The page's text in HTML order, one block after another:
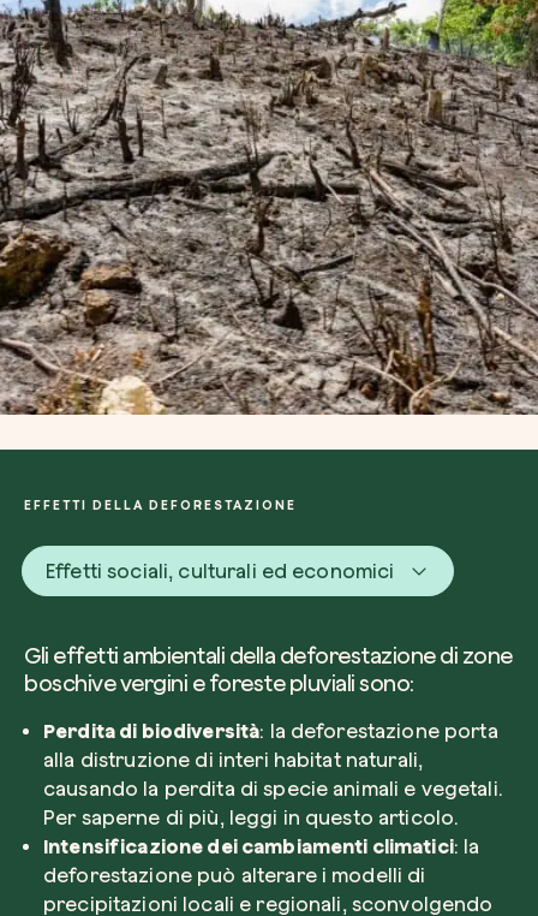
EFFETTI DELLA DEFORESTAZIONE
Effetti sociali, culturali ed economici
Gli effetti ambientali della deforestazione di zone
boschive vergini e foreste pluviali sono:
Perdita di biodiversità: la deforestazione porta
alla distruzione di interi habitat naturali,
causando la perdita di specie animali e vegetali.
Per saperne di più, leggi in questo articolo.
Intensificazione dei cambiamenti climatici: la
deforestazione può alterare i modelli di
precipitazioni locali e regionali, sconvolgendo